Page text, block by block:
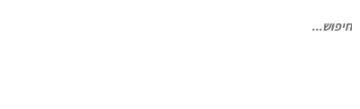
חיפוש